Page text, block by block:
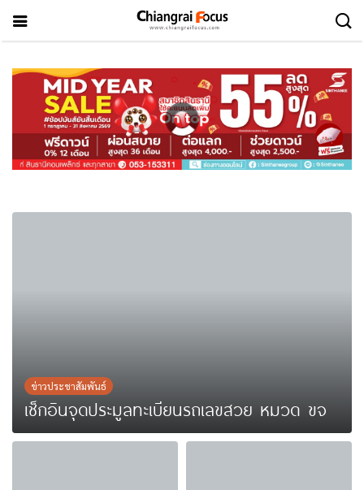
ข่าวประชาสัมพันธ์
เช็กอินจุดประมูลทะเบียนรถเลขสวย หมวด ขจ